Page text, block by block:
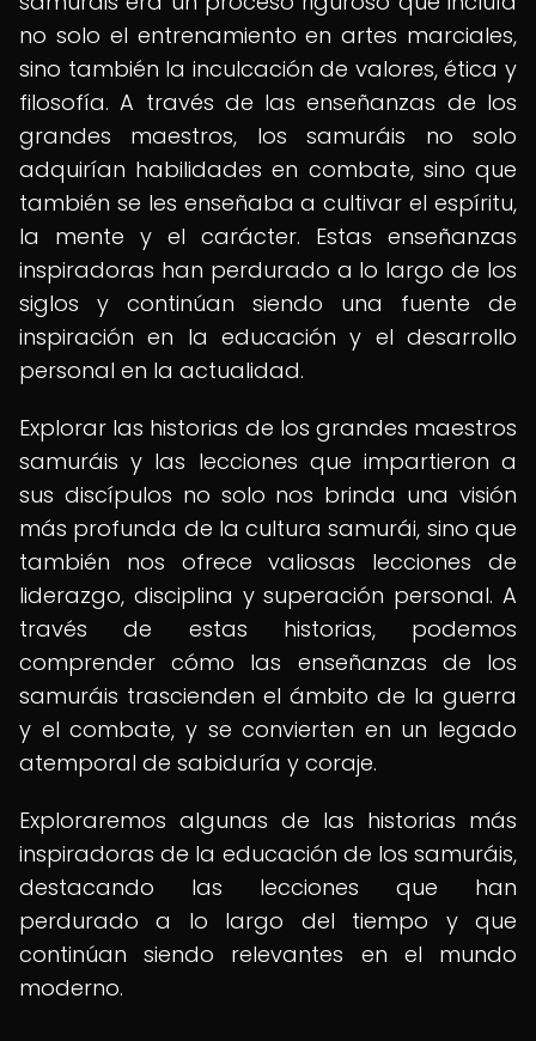
no solo el entrenamiento en artes marciales,
sino también la inculcación de valores, ética y
filosofía. A través de las enseñanzas de los
grandes maestros, los samuráis no solo
adquirían habilidades en combate, sino que
también se les enseñaba a cultivar el espíritu,
la mente y el carácter. Estas enseñanzas
inspiradoras han perdurado a lo largo de los
siglos y continúan siendo una fuente de
inspiración en la educación y el desarrollo
personal en la actualidad.
Explorar las historias de los grandes maestros
samuráis y las lecciones que impartieron a
sus discípulos no solo nos brinda una visión
más profunda de la cultura samurái, sino que
también nos ofrece valiosas lecciones de
liderazgo, disciplina y superación personal. A
través de estas historias, podemos
comprender cómo las enseñanzas de los
samuráis trascienden el ámbito de la guerra
y el combate, y se convierten en un legado
atemporal de sabiduría y coraje.
Exploraremos algunas de las historias más
inspiradoras de la educación de los samuráis,
destacando las lecciones que han
perdurado a lo largo del tiempo y que
continúan siendo relevantes en el mundo
moderno.